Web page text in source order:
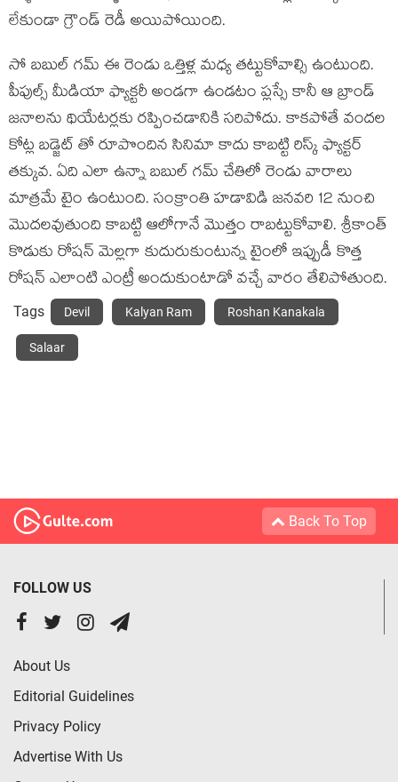
లేకుండా గ్రౌండ్ రెడీ అయిపోయింది.
సో బబుల్ గమ్ ఈ రెండు ఒత్తిళ్ల మధ్య తట్టుకోవాల్సి ఉంటుంది.
పీపుల్స్ మీడియా ఫ్యాక్టరీ అండగా ఉండటం ప్లస్సే కానీ ఆ బ్రాండ్
జనాలను థియేటర్లకు రప్పించడానికి సరిపోదు. కాకపోతే వందల
కోట్ల బడ్జెట్ తో రూపొందిన సినిమా కాదు కాబట్టి రిస్క్ ఫ్యాక్టర్
తక్కువ. ఏది ఎలా ఉన్నా బబుల్ గమ్ చేతిలో రెండు వారాలు
మాత్రమే టైం ఉంటుంది. సంక్రాంతి హడావిడి జనవరి 12 నుంచి
మొదలవుతుంది కాబట్టి ఆలోగానే మొత్తం రాబట్టుకోవాలి. శ్రీకాంత్
కొడుకు రోషన్ మెల్లగా కుదురుకుంటున్న టైంలో ఇప్పుడీ కొత్త
రోషన్ ఎలాంటి ఎంట్రీ అందుకుంటాడో వచ్చే వారం తేలిపోతుంది.
Tags Devil Kalyan Ram Roshan Kanakala
Salaar
Back To Top
FOLLOW US
About Us
Editorial Guidelines
Privacy Policy
Advertise With Us